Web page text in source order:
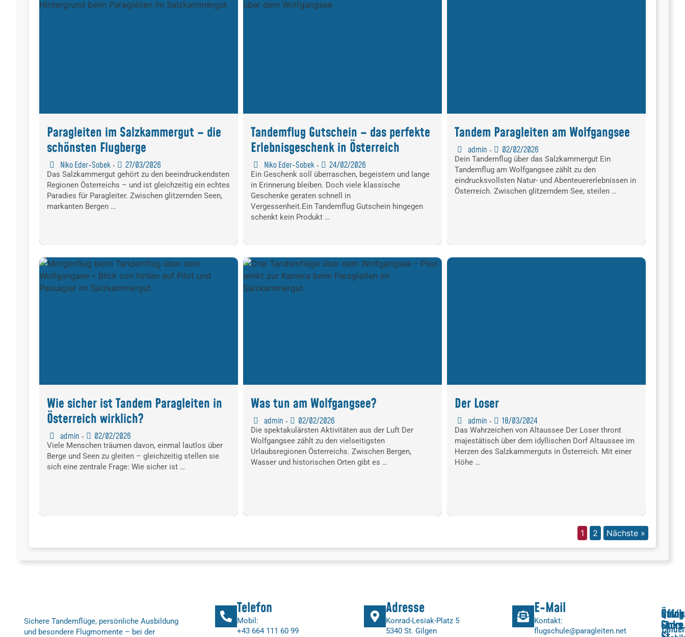
Paragleiten im Salzkammergut – die
schönsten Flugberge
Niko Eder-Sobek • 27/03/2026
Das Salzkammergut gehört zu den beeindruckendsten
Regionen Österreichs – und ist gleichzeitig ein echtes
Paradies für Paragleiter. Zwischen glitzernden Seen,
markanten Bergen …
Tandemflug Gutschein – das perfekte
Erlebnisgeschenk in Österreich
Niko Eder-Sobek • 24/02/2026
Ein Geschenk soll überraschen, begeistern und lange
in Erinnerung bleiben. Doch viele klassische
Geschenke geraten schnell in
Vergessenheit.Ein Tandemflug Gutschein hingegen
schenkt kein Produkt …
Tandem Paragleiten am Wolfgangsee
admin • 02/02/2026
Dein Tandemflug über das Salzkammergut Ein
Tandemflug am Wolfgangsee zählt zu den
eindrucksvollsten Natur- und Abenteuererlebnissen in
Österreich. Zwischen glitzerndem See, steilen …
Wie sicher ist Tandem Paragleiten in
Österreich wirklich?
admin • 02/02/2026
Viele Menschen träumen davon, einmal lautlos über
Berge und Seen zu gleiten – gleichzeitig stellen sie
sich eine zentrale Frage: Wie sicher ist …
Was tun am Wolfgangsee?
admin • 02/02/2026
Die spektakulärsten Aktivitäten aus der Luft Der
Wolfgangsee zählt zu den vielseitigsten
Urlaubsregionen Österreichs. Zwischen Bergen,
Wasser und historischen Orten gibt es …
Der Loser
admin • 18/03/2024
Das Wahrzeichen von Altaussee Der Loser thront
majestätisch über dem idyllischen Dorf Altaussee im
Herzen des Salzkammerguts in Österreich. Mit einer
Höhe …
1 2 Nächste »
Sichere Tandemflüge, persönliche Ausbildung
und besondere Flugmomente – bei der
Telefon
Mobil:
+43 664 111 60 99
Adresse
Konrad-Lesiak-Platz 5
5340 St. Gilgen
E-Mail
Kontakt:
flugschule@paragleiten.net
Quick
Links
Store